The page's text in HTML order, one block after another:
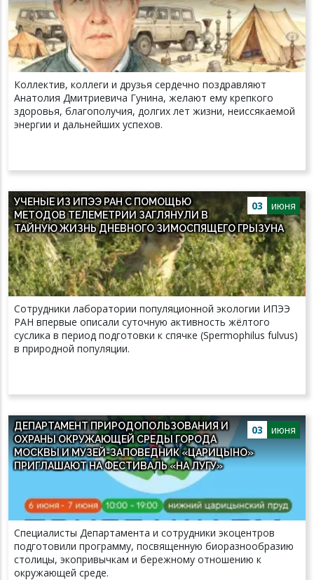
Коллектив, коллеги и друзья сердечно поздравляют
Анатолия Дмитриевича Гунина, желают ему крепкого
здоровья, благополучия, долгих лет жизни, неиссякаемой
энергии и дальнейших успехов.
03 июня
УЧЕНЫЕ ИЗ ИПЭЭ РАН С ПОМОЩЬЮ
МЕТОДОВ ТЕЛЕМЕТРИИ ЗАГЛЯНУЛИ В
ТАЙНУЮ ЖИЗНЬ ДНЕВНОГО ЗИМОСПЯЩЕГО ГРЫЗУНА
Сотрудники лаборатории популяционной экологии ИПЭЭ
РАН впервые описали суточную активность жёлтого
суслика в период подготовки к спячке (Spermophilus fulvus)
в природной популяции.
03 июня
ДЕПАРТАМЕНТ ПРИРОДОПОЛЬЗОВАНИЯ И
ОХРАНЫ ОКРУЖАЮЩЕЙ СРЕДЫ ГОРОДА
МОСКВЫ И МУЗЕЙ-ЗАПОВЕДНИК «ЦАРИЦЫНО»
ПРИГЛАШАЮТ НА ФЕСТИВАЛЬ «НА ЛУГУ»
Специалисты Департамента и сотрудники экоцентров
подготовили программу, посвященную биоразнообразию
столицы, экопривычкам и бережному отношению к
окружающей среде.